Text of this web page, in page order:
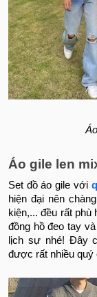
Áo gile len
Set đồ áo gile với
hiện đại nên
kiện,... đều rất
đồng hồ đeo tay
lịch sự nhé! Đây
được rất nhiều quý